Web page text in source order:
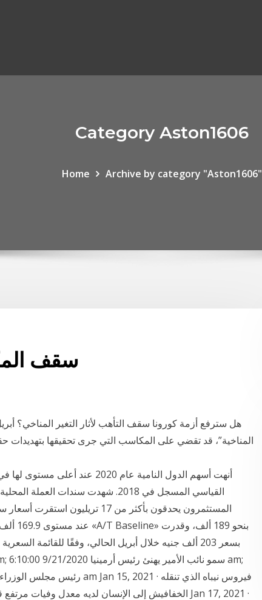
Category Aston1606
Home Archive by category "Aston1606"
سقف
المناخية”، قد تقضي على المكاسب التي جرى تحقيقها بتهديدات
القياسي المسجل في 2018. شهدت سندات